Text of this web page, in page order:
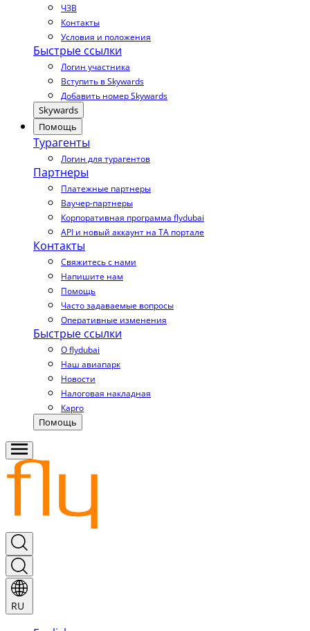
ЧЗВ
Контакты
Условия и положения
Быстрые ссылки
Логин участника
Вступить в Skywards
Добавить номер Skywards
Skywards
Помощь
Турагенты
Логин для турагентов
Партнеры
Платежные партнеры
Ваучер-партнеры
Корпоративная программа flydubai
API и новый аккаунт на TA портале
Контакты
Свяжитесь с нами
Напишите нам
Помощь
Часто задаваемые вопросы
Оперативные изменения
Быстрые ссылки
О flydubai
Наш авиапарк
Новости
Налоговая накладная
Карго
Помощь
RU